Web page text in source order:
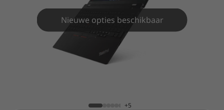
Nieuwe opties beschikbaar
+5